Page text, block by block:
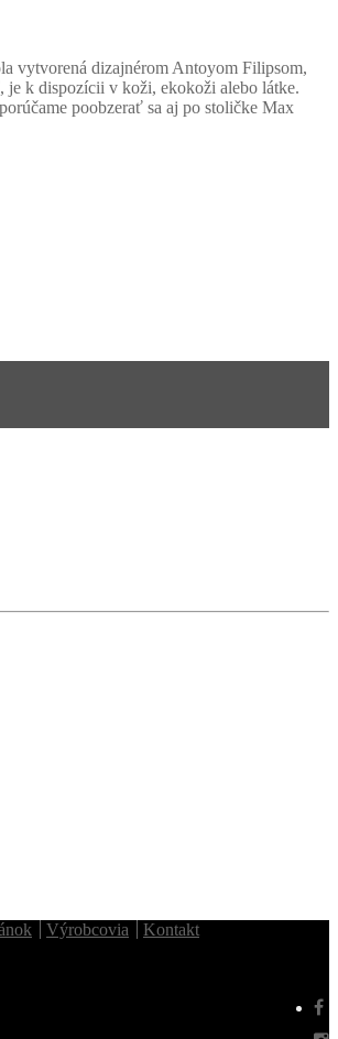
vytvorená dizajnérom Antoyom Filipsom,
je k dispozícii v koži, ekokoži alebo látke.
poobzerať sa aj po stoličke Max
Výrobcovia
Kontakt